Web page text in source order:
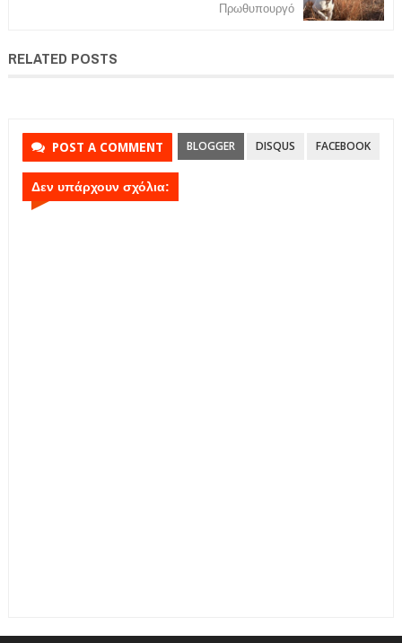
Πρωθυπουργό
RELATED POSTS
POST A COMMENT BLOGGER DISQUS FACEBOOK
Δεν υπάρχουν σχόλια: